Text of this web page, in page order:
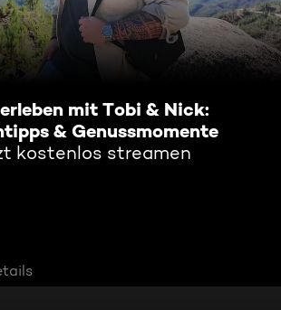
mit Tobi & Nick:
& Genussmomente
kostenlos streamen